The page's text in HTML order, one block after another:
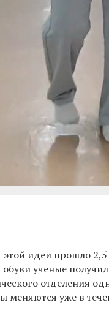
идеи прошло
обуви ученые
отделения
меняются уже в